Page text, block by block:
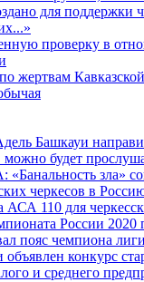
для поддержки
проверку в
жертвам
Башкауи
будет
зла»
черкесов в
АСА 110 для
России
пояс чемпиона
конкурс
и среднего